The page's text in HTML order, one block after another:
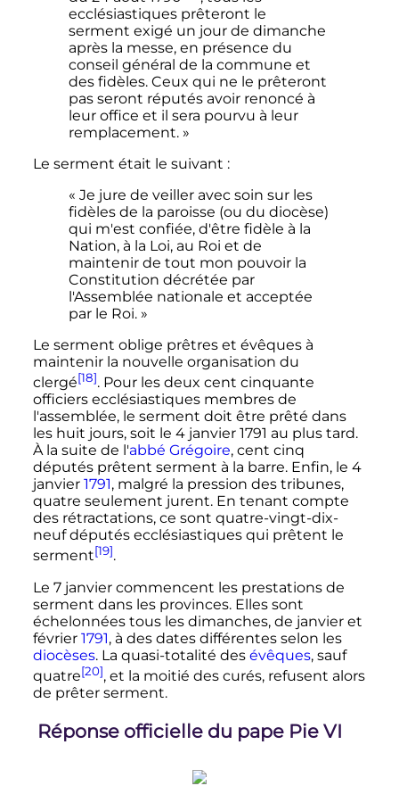
ecclésiastiques prêteront le
serment exigé un jour de dimanche
après la messe, en présence du
conseil général de la commune et
des fidèles. Ceux qui ne le prêteront
pas seront réputés avoir renoncé à
leur office et il sera pourvu à leur
remplacement. »
Le serment était le suivant :
« Je jure de veiller avec soin sur les
fidèles de la paroisse (ou du diocèse)
qui m'est confiée, d'être fidèle à la
Nation, à la Loi, au Roi et de
maintenir de tout mon pouvoir la
Constitution décrétée par
l'Assemblée nationale et acceptée
par le Roi. »
Le serment oblige prêtres et évêques à
maintenir la nouvelle organisation du
clergé[18]. Pour les deux cent cinquante
officiers ecclésiastiques membres de
l'assemblée, le serment doit être prêté dans
les huit jours, soit le 4 janvier 1791 au plus tard.
À la suite de l'abbé Grégoire, cent cinq
députés prêtent serment à la barre. Enfin, le 4
janvier 1791, malgré la pression des tribunes,
quatre seulement jurent. En tenant compte
des rétractations, ce sont quatre-vingt-dix-
neuf députés ecclésiastiques qui prêtent le
serment[19].
Le 7 janvier commencent les prestations de
serment dans les provinces. Elles sont
échelonnées tous les dimanches, de janvier et
février 1791, à des dates différentes selon les
diocèses. La quasi-totalité des évêques, sauf
quatre[20], et la moitié des curés, refusent alors
de prêter serment.
Réponse officielle du pape Pie VI